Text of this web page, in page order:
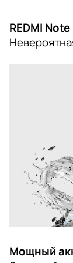
REDMI Note
Мощный